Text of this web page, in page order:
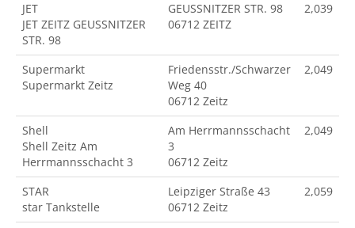
JET
JET ZEITZ GEUSSNITZER
STR. 98
GEUSSNITZER STR. 98
06712 ZEITZ
2,039
Supermarkt
Supermarkt Zeitz
Friedensstr./Schwarzer
Weg 40
06712 Zeitz
2,049
Shell
Shell Zeitz Am
Herrmannsschacht 3
Am Herrmannsschacht
3
06712 Zeitz
2,049
STAR
star Tankstelle
Leipziger Straße 43
06712 Zeitz
2,059